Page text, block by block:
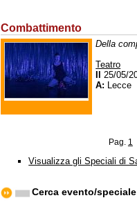
Combattimento
Della
Teatro
25/05/
A: Lecce
Pag. 1
Visualizza gli Speciali di
Cerca evento/speciale